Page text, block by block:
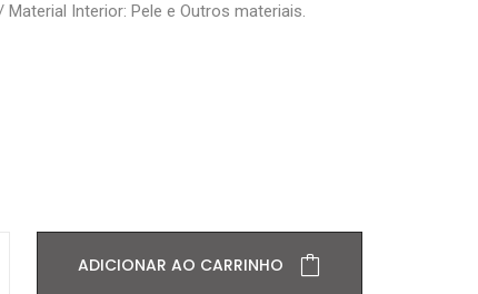
Material Interior: Pele e Outros materiais.
ADICIONAR AO CARRINHO